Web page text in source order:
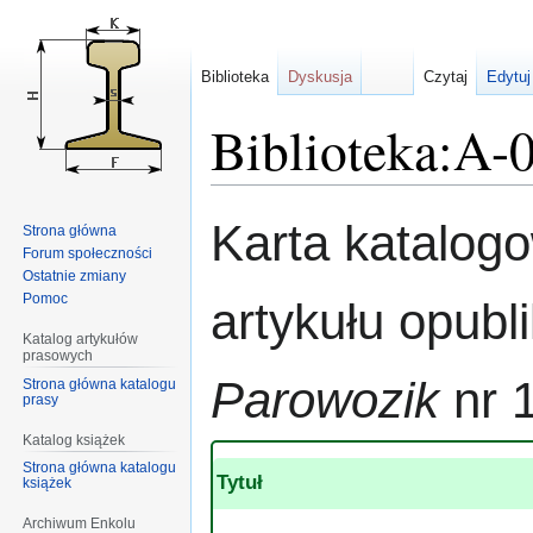
Biblioteka:A-
do
do
Karta
artykułu
Parowoziknr
Tytuł
Biblioteka Dyskusja Czytaj
Strona główna
Forum społeczności
Ostatnie zmiany
Pomoc
Katalog artykułów
prasowych
Strona główna katalogu
prasy
Katalog książek
Strona główna katalogu
książek
Archiwum Enkolu